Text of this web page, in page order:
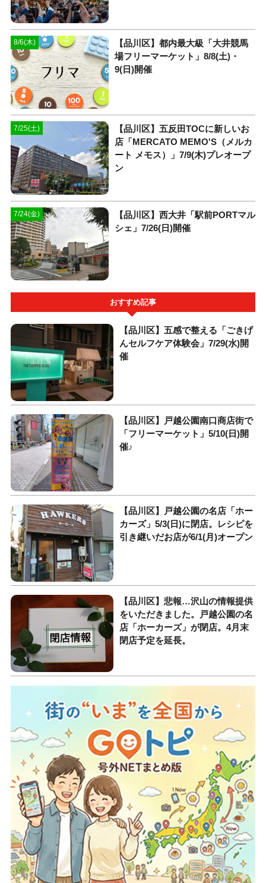
8/6(木)
【品川区】都内最大級「大井競馬
場フリーマーケット」8/8(土)・
9(日)開催
7/25(土)
【品川区】五反田TOCに新しいお
店「MERCATO MEMO'S（メルカ
ート メモス）」7/9(木)プレオープ
ン
7/24(金)
【品川区】西大井「駅前PORTマル
シェ」7/26(日)開催
おすすめ記事
【品川区】五感で整える「ごきげ
んセルフケア体験会」7/29(水)開
催
【品川区】戸越公園南口商店街で
「フリーマーケット」5/10(日)開
催♪
【品川区】戸越公園の名店「ホー
カーズ」5/3(日)に閉店。レシピを
引き継いだお店が6/1(月)オープン
【品川区】悲報…沢山の情報提供
をいただきました。戸越公園の名
店「ホーカーズ」が閉店。4月末
閉店予定を延長。